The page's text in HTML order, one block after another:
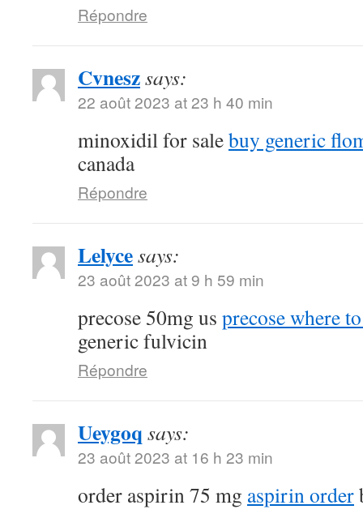
Répondre
Cvneszsays:
22 août 2023 at 23 h 40 min
minoxidil for salebuy generic
canada
Répondre
Lelycesays:
23 août 2023 at 9 h 59 min
precose 50mg us precose where
generic fulvicin
Répondre
Ueygoq says:
23 août 2023 at 16 h 23 min
order aspirin 75 mg aspirin order